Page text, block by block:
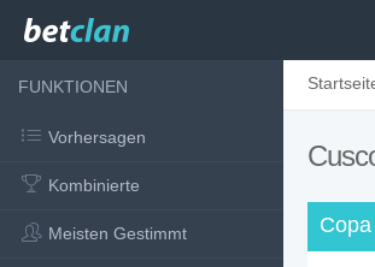
FUNKTIONEN
Vorhersagen
Kombinierte
Meisten Gestimmt